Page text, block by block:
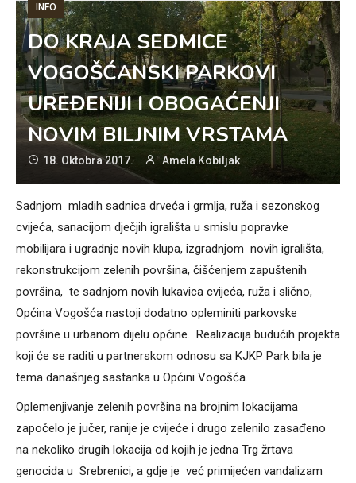
INFO
DO KRAJA SEDMICE
VOGOŠĆANSKI PARKOVI
UREĐENIJI I OBOGAĆENJI
NOVIM BILJNIM VRSTAMA
18. Oktobra 2017. Amela Kobiljak
Sadnjom mladih sadnica drveća i grmlja, ruža i sezonskog
cvijeća, sanacijom dječjih igrališta u smislu popravke
mobilijara i ugradnje novih klupa, izgradnjom novih igrališta,
rekonstrukcijom zelenih površina, čišćenjem zapuštenih
površina, te sadnjom novih lukavica cvijeća, ruža i slično,
Općina Vogošća nastoji dodatno opleminiti parkovske
površine u urbanom dijelu općine. Realizacija budućih projekta
koji će se raditi u partnerskom odnosu sa KJKP Park bila je
tema današnjeg sastanka u Općini Vogošća.
Oplemenjivanje zelenih površina na brojnim lokacijama
započelo je jučer, ranije je cvijeće i drugo zelenilo zasađeno
na nekoliko drugih lokacija od kojih je jedna Trg žrtava
genocida u Srebrenici, a gdje je već primijećen vandalizam